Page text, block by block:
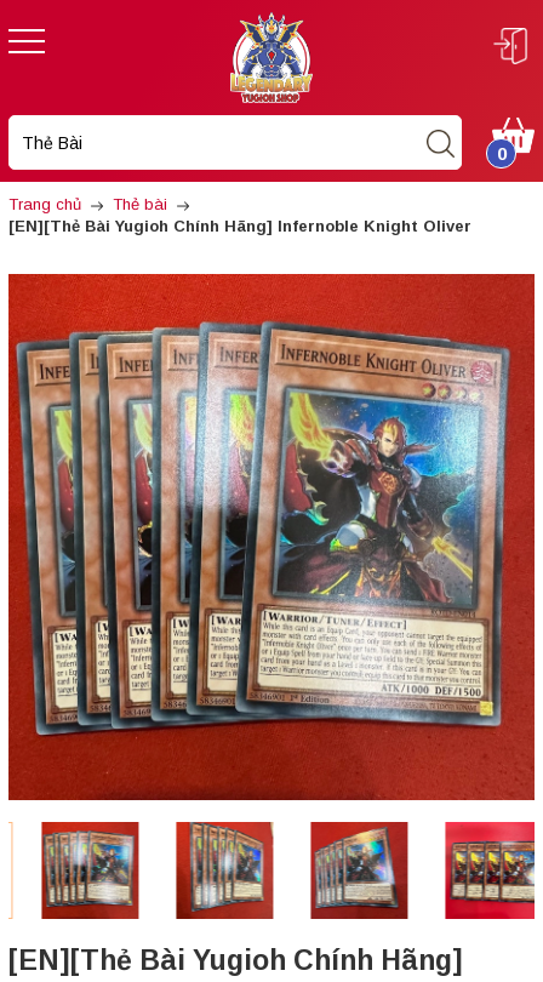
0
Trang chủ
Thẻ bài
[EN][Thẻ Bài Yugioh Chính Hãng] Infernoble Knight Oliver
[EN][Thẻ Bài Yugioh Chính Hãng]